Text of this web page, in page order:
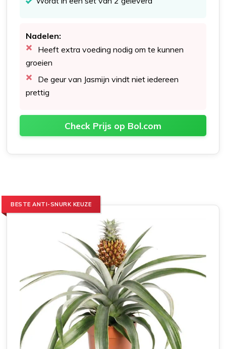
Nadelen:
Heeft extra voeding nodig om te kunnen
groeien
De geur van Jasmijn vindt niet iedereen
prettig
Check Prijs op Bol.com
BESTE ANTI-SNURK KEUZE